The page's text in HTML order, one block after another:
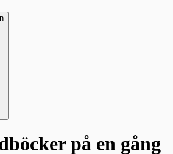
på en gång